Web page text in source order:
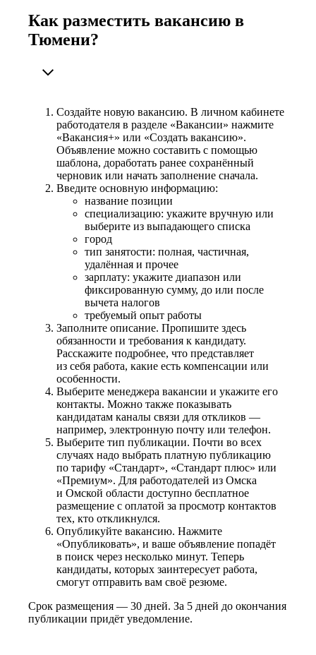
Как разместить вакансию в
Тюмени?
Создайте новую вакансию. В личном кабинете
работодателя в разделе «Вакансии» нажмите
«Вакансия+» или «Создать вакансию».
Объявление можно составить с помощью
шаблона, доработать ранее сохранённый
черновик или начать заполнение сначала.
Введите основную информацию:
название позиции
специализацию: укажите вручную или
выберите из выпадающего списка
город
тип занятости: полная, частичная,
удалённая и прочее
зарплату: укажите диапазон или
фиксированную сумму, до или после
вычета налогов
требуемый опыт работы
Заполните описание. Пропишите здесь
обязанности и требования к кандидату.
Расскажите подробнее, что представляет
из себя работа, какие есть компенсации или
особенности.
Выберите менеджера вакансии и укажите его
контакты. Можно также показывать
кандидатам каналы связи для откликов —
например, электронную почту или телефон.
Выберите тип публикации. Почти во всех
случаях надо выбрать платную публикацию
по тарифу «Стандарт», «Стандарт плюс» или
«Премиум». Для работодателей из Омска
и Омской области доступно бесплатное
размещение с оплатой за просмотр контактов
тех, кто откликнулся.
Опубликуйте вакансию. Нажмите
«Опубликовать», и ваше объявление попадёт
в поиск через несколько минут. Теперь
кандидаты, которых заинтересует работа,
смогут отправить вам своё резюме.
Срок размещения — 30 дней. За 5 дней до окончания
публикации придёт уведомление.